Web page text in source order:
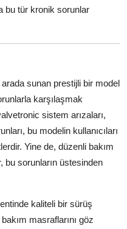
bu tür kronik sorunlar
sunan prestijli bir model
karşılaşmak
sistem arızaları,
bu modelin kullanıcıları
Yine de, düzenli bakım
bu sorunların üstesinden
kaliteli bir sürüş
masraflarını göz